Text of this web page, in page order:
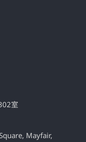
室
Mayfair,